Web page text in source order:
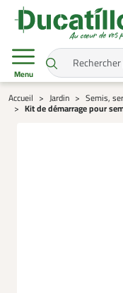
Menu
Accueil Jardin Semis,
Kit de démarrage pour